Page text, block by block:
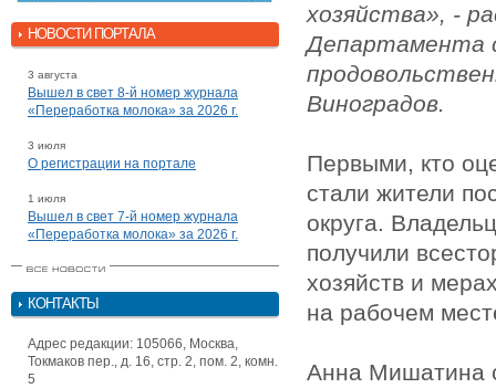
НОВОСТИ ПОРТАЛА
3 августа
Вышел в свет 8-й номер журнала
«Переработка молока» за 2026 г.
3 июля
О регистрации на портале
1 июля
Вышел в свет 7-й номер журнала
«Переработка молока» за 2026 г.
КОНТАКТЫ
Адрес редакции: 105066, Москва,
Токмаков пер., д. 16, стр. 2, пом. 2, комн.
5
хозяйства», -
Департамента
Виноградов.
Первыми, кто
стали жители
округа.
получили
хозяйств и
на рабочем
Анна Мишатина